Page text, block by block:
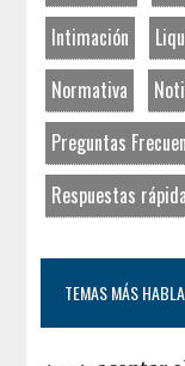
Intimación
Normativa
Preguntas
Respuestas
TEMAS MÁS